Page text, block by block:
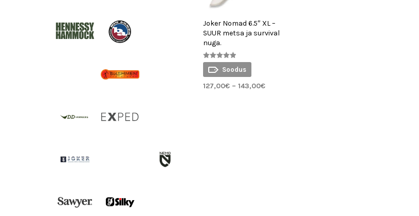
Joker Nomad 6.5″ XL –
SUUR metsa ja survival
nuga.
Hinnanguga
/ 5
Soodus
127,00€ – 143,00€Hinnavahemik: